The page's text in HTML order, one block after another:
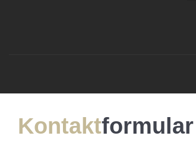
Kontaktformular